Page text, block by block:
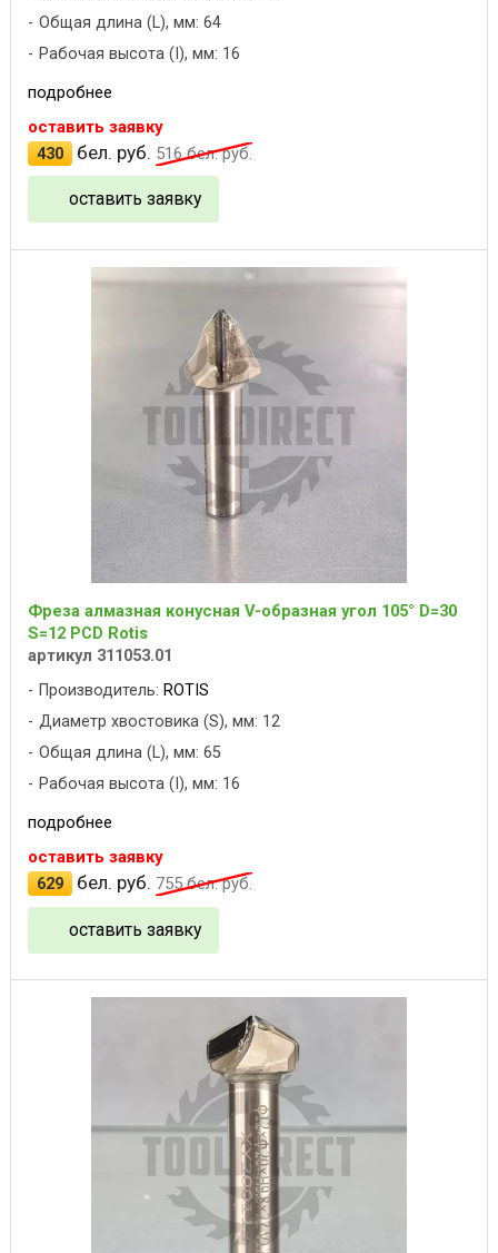
Общая длина (L), мм: 64
Рабочая высота (I), мм: 16
подробнее
оставить заявку
430
бел. руб. 516бел. руб.
оставить заявку
Фреза алмазная конусная V-образная угол 105° D=30
S=12 PCD Rotis
артикул 311053.01
Производитель: ROTIS
Диаметр хвостовика (S), мм: 12
Общая длина (L), мм: 65
Рабочая высота (I), мм: 16
подробнее
оставить заявку
629
бел. руб. 755бел. руб.
оставить заявку